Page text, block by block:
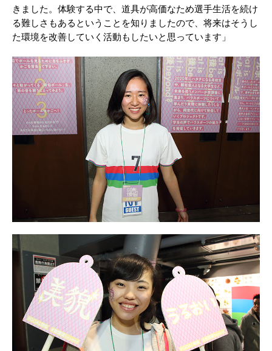
きました。体験する中で、道具が⾼価なため選⼿⽣活を続け
る難しさもあるということを知りましたので、将来はそうし
た環境を改善していく活動もしたいと思っています」